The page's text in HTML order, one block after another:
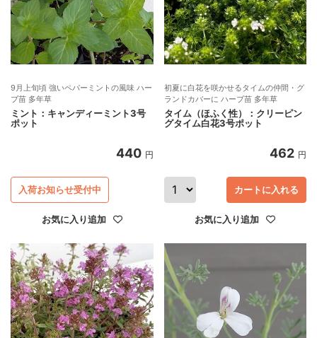
9月上旬頃 強いペパーミントの風味 ハー
ブ苗 多年草
ミント：キャンディーミント3号
ポット
440 円
お気に入り追加
入荷お知らせ受付中
初夏に白花を咲かせるタイムの仲間・グ
ランドカバーに ハーブ苗 多年草
タイム（ほふく性）：クリーピン
グタイム白花3号ポット
462 円
カートに入れる
お気に入り追加